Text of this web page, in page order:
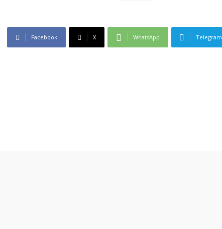
Facebook X WhatsApp Telegram